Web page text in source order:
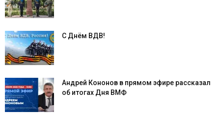
С Днём ВДВ!
Андрей Кононов в прямом эфире рассказал
об итогах Дня ВМФ